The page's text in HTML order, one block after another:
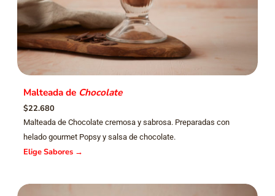
Malteada de Chocolate
$22.680
Malteada de Chocolate cremosa y sabrosa. Preparadas con
helado gourmet Popsy y salsa de chocolate.
Elige Sabores →